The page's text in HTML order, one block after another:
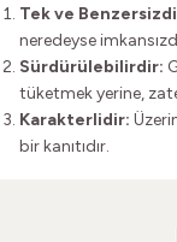
Tek ve
neredeyse
Sürdürülebilirdir:
tüketmek yerine,
Karakterlidir:
bir kanıtıdır.